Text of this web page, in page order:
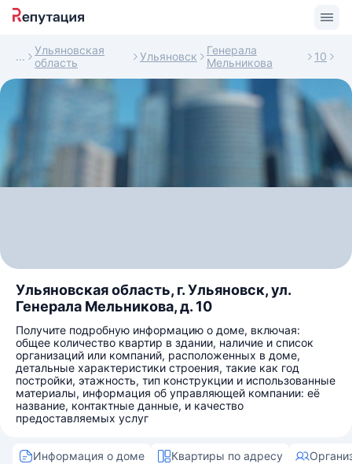
Ульяновская
область
Ульяновск
Генерала
Мельникова
10
Ульяновская область, г. Ульяновск, ул.
Генерала Мельникова, д. 10
Получите подробную информацию о доме, включая:
общее количество квартир в здании, наличие и список
организаций или компаний, расположенных в доме,
детальные характеристики строения, такие как год
постройки, этажность, тип конструкции и использованные
материалы, информация об управляющей компании: её
название, контактные данные, и качество
предоставляемых услуг
Информация о доме Квартиры по адресу